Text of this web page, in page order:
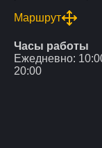
Маршрут
Часы работы
Ежедневно:
20:00